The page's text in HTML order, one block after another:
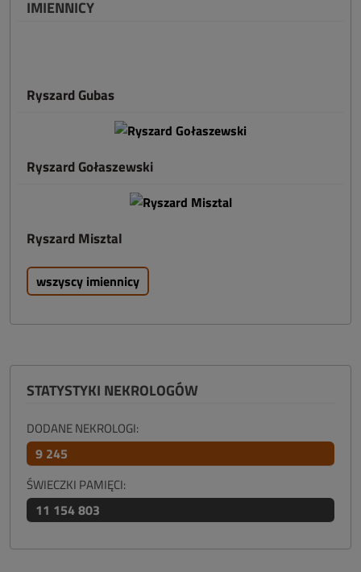
IMIENNICY
Ryszard Gubas
Ryszard Gołaszewski
Ryszard Misztal
wszyscy imiennicy
STATYSTYKI NEKROLOGÓW
DODANE NEKROLOGI:
9 245
ŚWIECZKI PAMIĘCI:
11 154 803